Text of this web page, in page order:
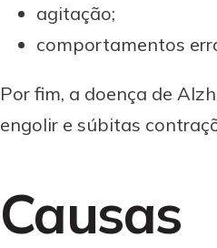
agitação;
comportamentos
Por fim, a doença de
engolir e súbitas
Causas